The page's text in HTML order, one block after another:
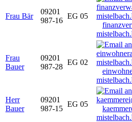
Frau Bär
09201
987-16
EG 05
Frau
Bauer
09201
987-28
EG 02
Herr
Bauer
09201
987-15
EG 05